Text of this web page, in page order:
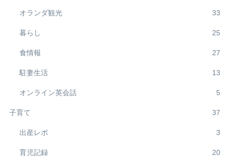
オランダ観光 33
暮らし 25
食情報 27
駐妻生活 13
オンライン英会話 5
子育て 37
出産レポ 3
育児記録 20